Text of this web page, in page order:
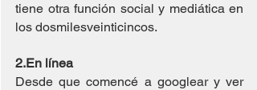
tiene otra función social y mediática en
los dosmilesveinticincos.
2.En línea
Desde que comencé a googlear y ver